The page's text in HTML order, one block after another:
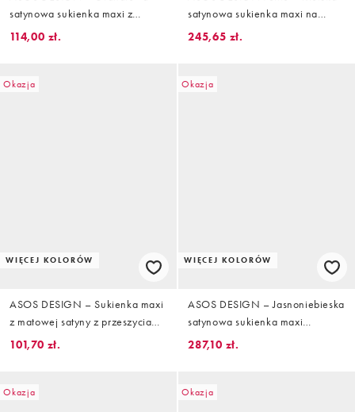
satynowa sukienka maxi z
długimi rękawami i pelerynką w
114,00 zł.
satynowa sukienka maxi na
ramiączkach z długimi rękawami
245,65 zł.
Okazja
WIĘCEJ KOLORÓW
ASOS DESIGN – Sukienka maxi
z matowej satyny z przeszyciami
w czarno-biały wzór kwiatowy
101,70 zł.
Okazja
WIĘCEJ KOLORÓW
ASOS DESIGN – Jasnoniebieska
satynowa sukienka maxi
wiązana na plecach
287,10 zł.
Okazja Okazja